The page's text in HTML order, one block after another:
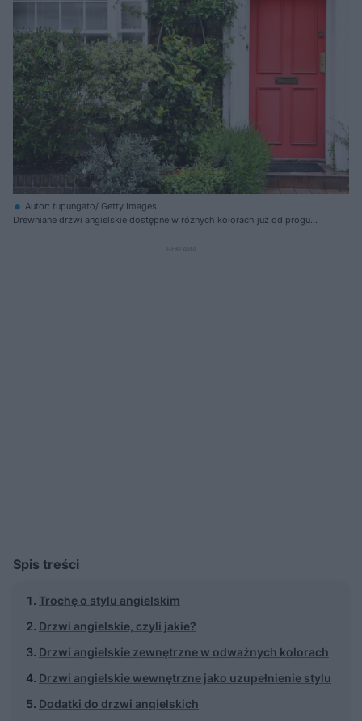
Autor: tupungato/ Getty Images
Drewniane drzwi angielskie dostępne w różnych kolorach już od progu
Spis treści
Trochę o stylu angielskim
Drzwi angielskie, czyli jakie?
Drzwi angielskie zewnętrzne w odważnych kolorach
Drzwi angielskie wewnętrzne jako uzupełnienie stylu
Dodatki do drzwi angielskich